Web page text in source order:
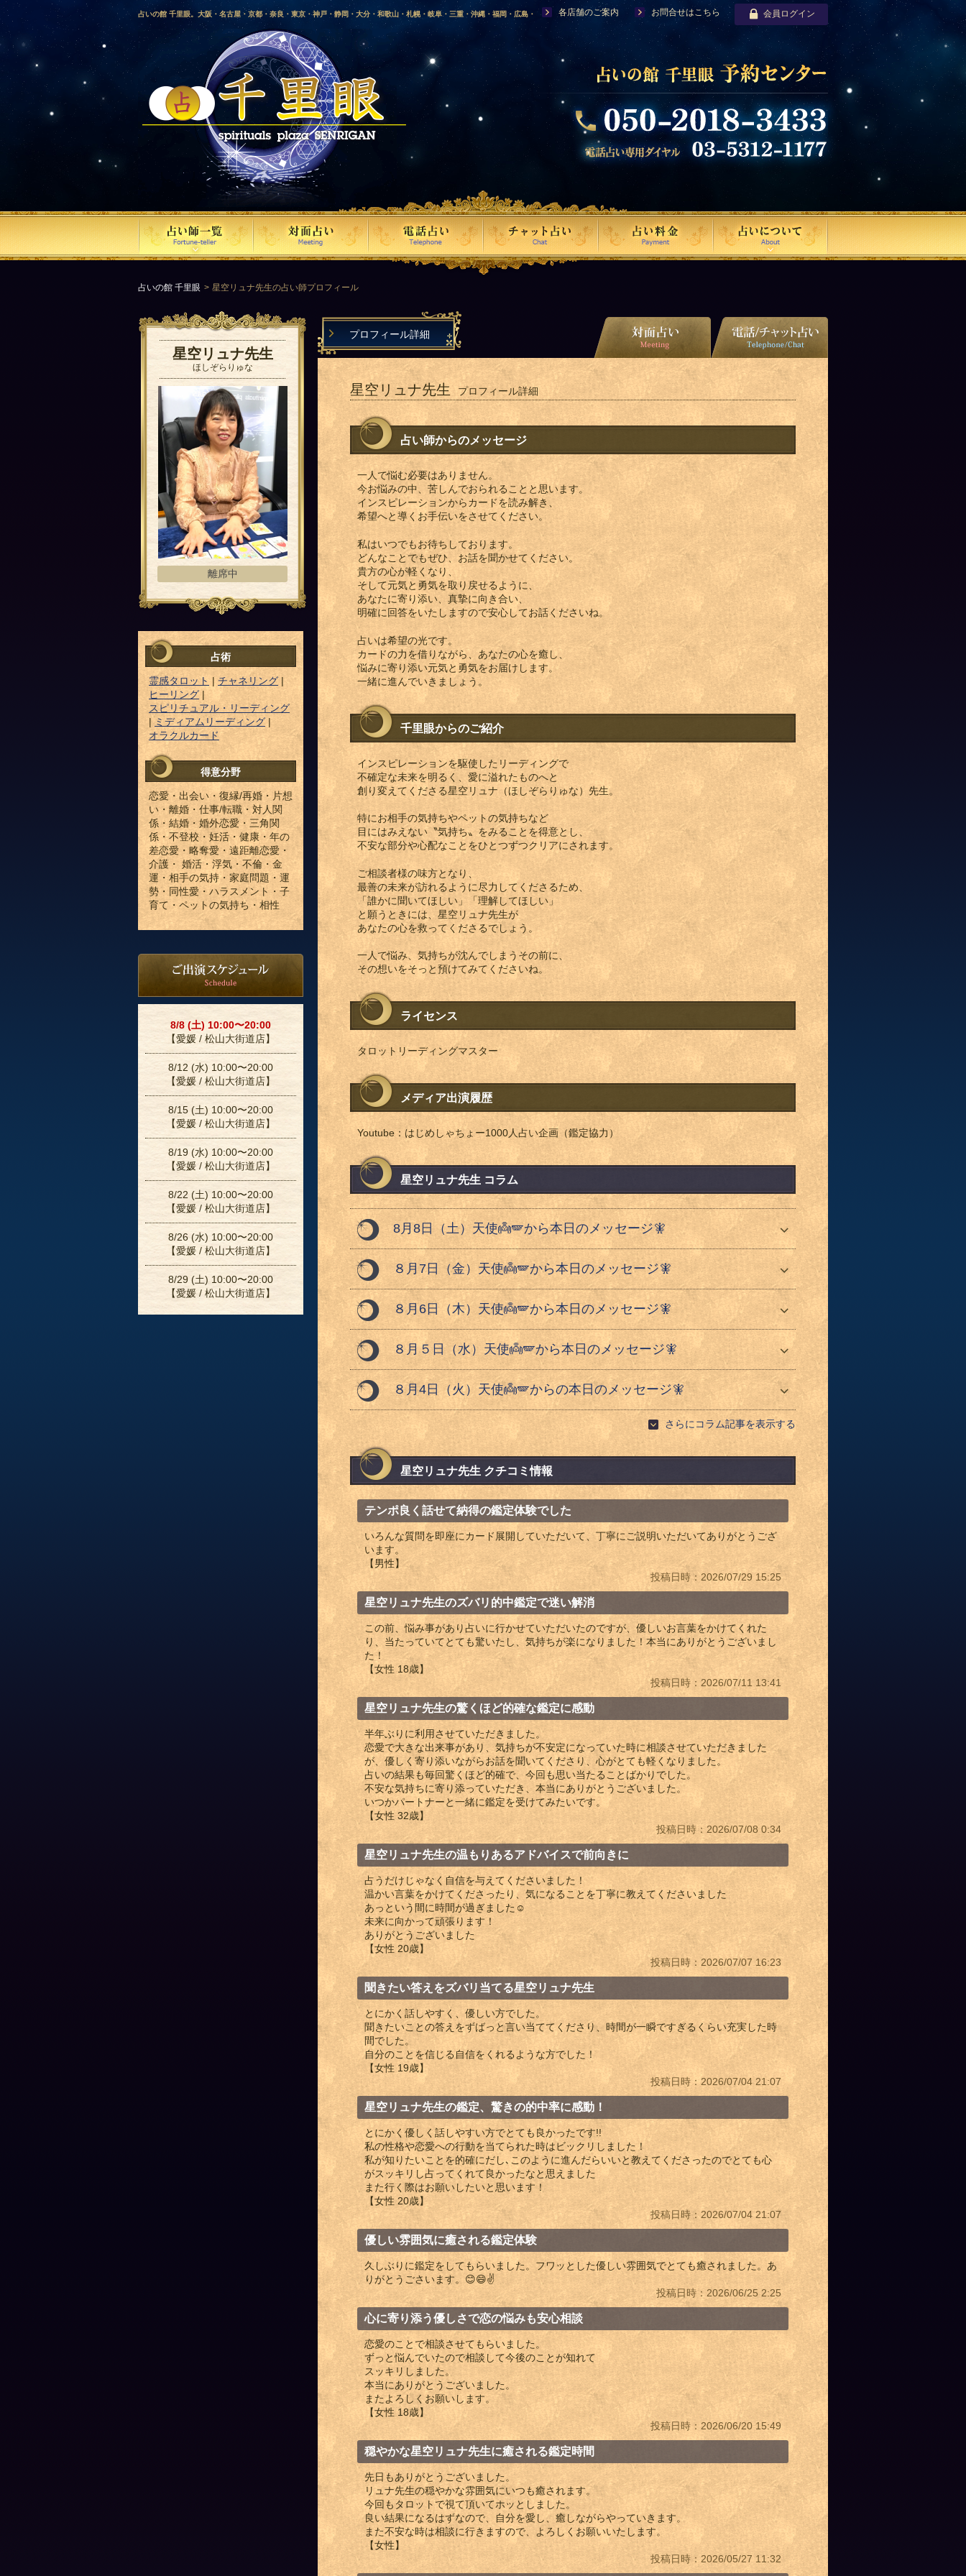
占いの館 千里眼。大阪・名古屋・京都・奈良・東京・神戸・静岡・大分・和歌山・札幌・岐阜・三重・沖縄・福岡・広島・
愛媛・鹿児島・徳島・香川・山形・岡山・横浜・千葉・福島・岩手・高知・熊本・群馬・滋賀・福井・仙台・山口・宮崎・山
梨・長野・埼玉・茨城・栃木・金沢・佐賀・長崎・鳥取・富山・新潟・秋田・青森・島根に店舗を構える、口コミで評判の人
気占い師による占い。
各店舗のご案内 お問合せはこちら 会員ログイン
占いの館 千里眼 星空リュナ先生の占い師プロフィール
星空リュナ先生
ほしぞらりゅな
離席中
占術
霊感タロット |チャネリング|
ヒーリング |
スピリチュアル・リーディング
| ミディアムリーディング|
オラクルカード
得意分野
恋愛・出会い・復縁/再婚・片想
い・離婚・仕事/転職・対人関
係・結婚・婚外恋愛・三角関
係・不登校・妊活・健康・年の
差恋愛・略奪愛・遠距離恋愛・
介護・ 婚活・浮気・不倫・金
運・相手の気持・家庭問題・運
勢・同性愛・ハラスメント・子
育て・ペットの気持ち・相性
8/8 (土) 10:00〜20:00
【愛媛 / 松山大街道店】
8/12 (水) 10:00〜20:00
【愛媛 / 松山大街道店】
8/15 (土) 10:00〜20:00
【愛媛 / 松山大街道店】
8/19 (水) 10:00〜20:00
【愛媛 / 松山大街道店】
8/22 (土) 10:00〜20:00
【愛媛 / 松山大街道店】
8/26 (水) 10:00〜20:00
【愛媛 / 松山大街道店】
8/29 (土) 10:00〜20:00
【愛媛 / 松山大街道店】
プロフィール詳細
星空リュナ先生 プロフィール詳細
占い師からのメッセージ
一人で悩む必要はありません。
今お悩みの中、苦しんでおられることと思います。
インスピレーションからカードを読み解き、
希望へと導くお手伝いをさせてください。
私はいつでもお待ちしております。
どんなことでもぜひ、お話を聞かせてください。
貴方の心が軽くなり、
そして元気と勇気を取り戻せるように、
あなたに寄り添い、真摯に向き合い、
明確に回答をいたしますので安心してお話くださいね。
占いは希望の光です。
カードの力を借りながら、あなたの心を癒し、
悩みに寄り添い元気と勇気をお届けします。
一緒に進んでいきましょう。
千里眼からのご紹介
インスピレーションを駆使したリーディングで
不確定な未来を明るく、愛に溢れたものへと
創り変えてくださる星空リュナ（ほしぞらりゅな）先生。
特にお相手の気持ちやペットの気持ちなど
目にはみえない〝気持ち〟をみることを得意とし、
不安な部分や心配なことをひとつずつクリアにされます。
ご相談者様の味方となり、
最善の未来が訪れるように尽力してくださるため、
「誰かに聞いてほしい」「理解してほしい」
と願うときには、星空リュナ先生が
あなたの心を救ってくださるでしょう。
一人で悩み、気持ちが沈んでしまうその前に、
その想いをそっと預けてみてくださいね。
ライセンス
タロットリーディングマスター
メディア出演履歴
Youtube：はじめしゃちょー1000人占い企画（鑑定協力）
星空リュナ先生 コラム
8月8日（土）天使👼🪽から本日のメッセージ🧚
８月7日（金）天使👼🪽から本日のメッセージ🧚
８月6日（木）天使👼🪽から本日のメッセージ🧚
８月５日（水）天使👼🪽から本日のメッセージ🧚
８月4日（火）天使👼🪽からの本日のメッセージ🧚
さらにコラム記事を表示する
星空リュナ先生 クチコミ情報
テンポ良く話せて納得の鑑定体験でした
いろんな質問を即座にカード展開していただいて、丁寧にご説明いただいてありがとうござ
います。
【男性】
投稿日時：2026/07/29 15:25
星空リュナ先生のズバリ的中鑑定で迷い解消
この前、悩み事があり占いに行かせていただいたのですが、優しいお言葉をかけてくれた
り、当たっていてとても驚いたし、気持ちが楽になりました！本当にありがとうございまし
た！
【女性 18歳】
投稿日時：2026/07/11 13:41
星空リュナ先生の驚くほど的確な鑑定に感動
半年ぶりに利用させていただきました。
恋愛で大きな出来事があり、気持ちが不安定になっていた時に相談させていただきました
が、優しく寄り添いながらお話を聞いてくださり、心がとても軽くなりました。
占いの結果も毎回驚くほど的確で、今回も思い当たることばかりでした。
不安な気持ちに寄り添っていただき、本当にありがとうございました。
いつかパートナーと一緒に鑑定を受けてみたいです。
【女性 32歳】
投稿日時：2026/07/08 0:34
星空リュナ先生の温もりあるアドバイスで前向きに
占うだけじゃなく自信を与えてくださいました！
温かい言葉をかけてくださったり、気になることを丁寧に教えてくださいました
あっという間に時間が過ぎました☺️
未来に向かって頑張ります！
ありがとうございました
【女性 20歳】
投稿日時：2026/07/07 16:23
聞きたい答えをズバリ当てる星空リュナ先生
とにかく話しやすく、優しい方でした。
聞きたいことの答えをずばっと言い当ててくださり、時間が一瞬ですぎるくらい充実した時
間でした。
自分のことを信じる自信をくれるような方でした！
【女性 19歳】
投稿日時：2026/07/04 21:07
星空リュナ先生の鑑定、驚きの的中率に感動！
とにかく優しく話しやすい方でとても良かったです!!
私の性格や恋愛への行動を当てられた時はビックリしました！
私が知りたいことを的確にだし､このように進んだらいいと教えてくださったのでとても心
がスッキリし占ってくれて良かったなと思えました
また行く際はお願いしたいと思います！
【女性 20歳】
投稿日時：2026/07/04 21:07
優しい雰囲気に癒される鑑定体験
久しぶりに鑑定をしてもらいました。フワッとした優しい雰囲気でとても癒されました。あ
りがとうごさいます。😊😄✌️
投稿日時：2026/06/25 2:25
心に寄り添う優しさで恋の悩みも安心相談
恋愛のことで相談させてもらいました。
ずっと悩んでいたので相談して今後のことが知れて
スッキリしました。
本当にありがとうございました。
またよろしくお願いします。
【女性 18歳】
投稿日時：2026/06/20 15:49
穏やかな星空リュナ先生に癒される鑑定時間
先日もありがとうございました。
リュナ先生の穏やかな雰囲気にいつも癒されます。
今回もタロットで視て頂いてホッとしました。
良い結果になるはずなので、自分を愛し、癒しながらやっていきます。
また不安な時は相談に行きますので、よろしくお願いいたします。
【女性】
投稿日時：2026/05/27 11:32